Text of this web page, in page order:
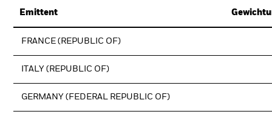
Emittent
FRANCE (REPUBLIC OF)
ITALY (REPUBLIC OF)
GERMANY (FEDERAL REPUBLIC OF)